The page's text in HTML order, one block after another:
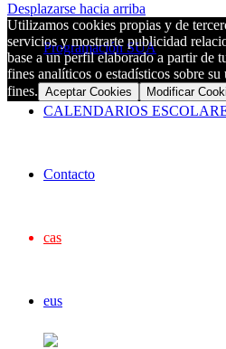
Programación SUA
CALENDARIOS
Contacto
cas
eus
Desplazarse hacia arriba
Utilizamos cookies propias y de
servicios y mostrarte publicidad
base a un perfil elaborado a partir de
fines analíticos o estadísticos sobre
fines. Aceptar Cookies Modificar